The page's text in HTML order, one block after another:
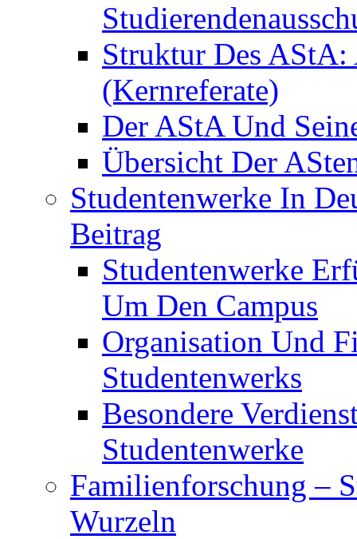
Struktur Des
(Kernreferate)
Der AStA Und
Übersicht Der
Studentenwerke In
Beitrag
Studentenwerke
Um Den Campus
Organisation Und
Studentenwerks
Besondere
Studentenwerke
Familienforschung –
Wurzeln